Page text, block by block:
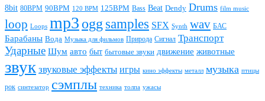
8bit 80BPM 90BPM 120 BPM 125BPM Bass Beat Dendy Drums film music
loop Loops mp3 ogg samples SFX Synth wav БАС
Барабаны Вода Музыка для фильмов Природа Сигнал Транспорт
Ударные Шум авто быт бытовые звуки движение животные
звук звуковые эффекты игры кино эффекты металл музыка птицы
рок синтезатор сэмплы техника толпа ужасы